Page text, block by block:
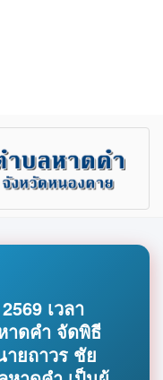
เวลา
าดคำ จัดพิธี
ยถาวร ชัย